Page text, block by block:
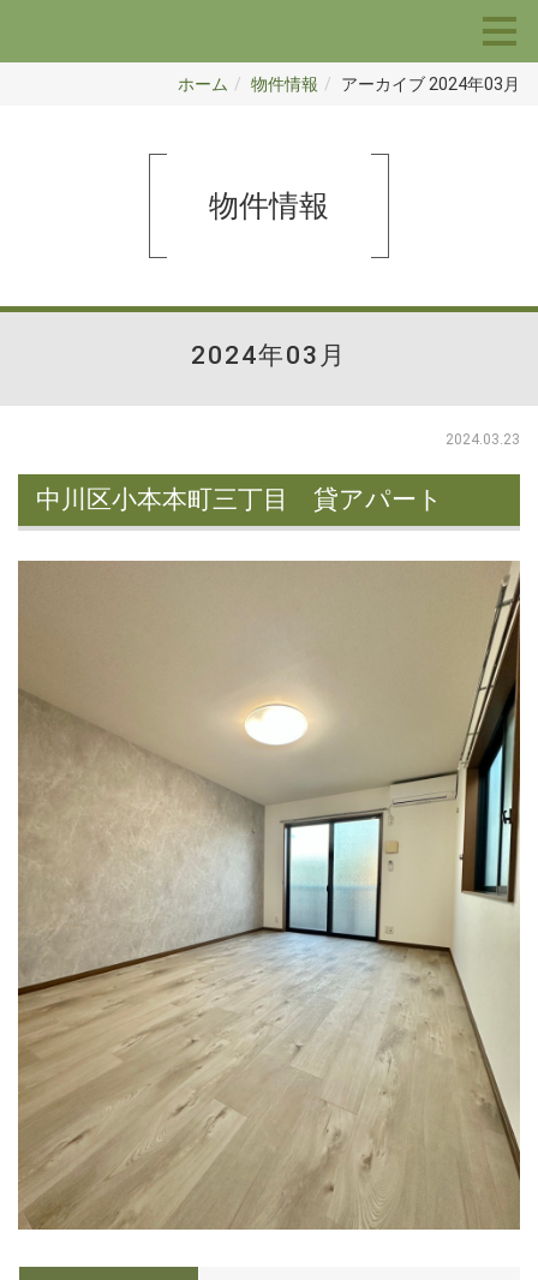
ホーム 物件情報 アーカイブ 2024年03月
物件情報
2024年03月
2024.03.23
中川区小本本町三丁目 貸アパート